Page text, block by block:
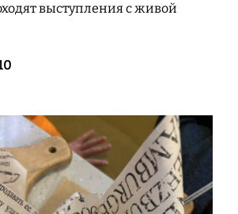
выступления с живой